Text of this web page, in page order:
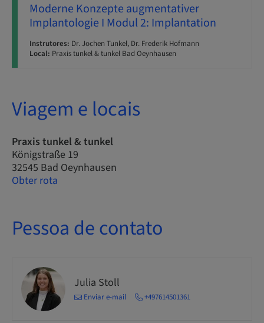
Moderne Konzepte augmentativer
Implantologie I Modul 2: Implantation
Instrutores: Dr. Jochen Tunkel, Dr. Frederik Hofmann
Local: Praxis tunkel & tunkel Bad Oeynhausen
Viagem e locais
Praxis tunkel & tunkel
Königstraße 19
32545 Bad Oeynhausen
Obter rota
Pessoa de contato
Julia Stoll
Enviar e-mail +497614501361